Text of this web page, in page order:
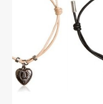
FÜR
DEN
HALS